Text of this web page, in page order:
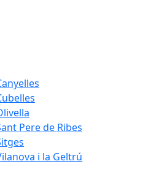
Pere de Ribes
i la Geltrú